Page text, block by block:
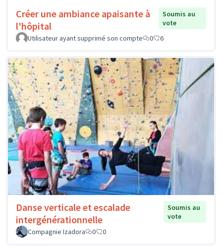
Créer une ambiance apaisante à
l'hôpital
Soumis au
vote
Utilisateur ayant supprimé son compte
0 6
Danse verticale et escalade
intergénérationnelle
Soumis au
vote
Compagnie Izadora
0 0